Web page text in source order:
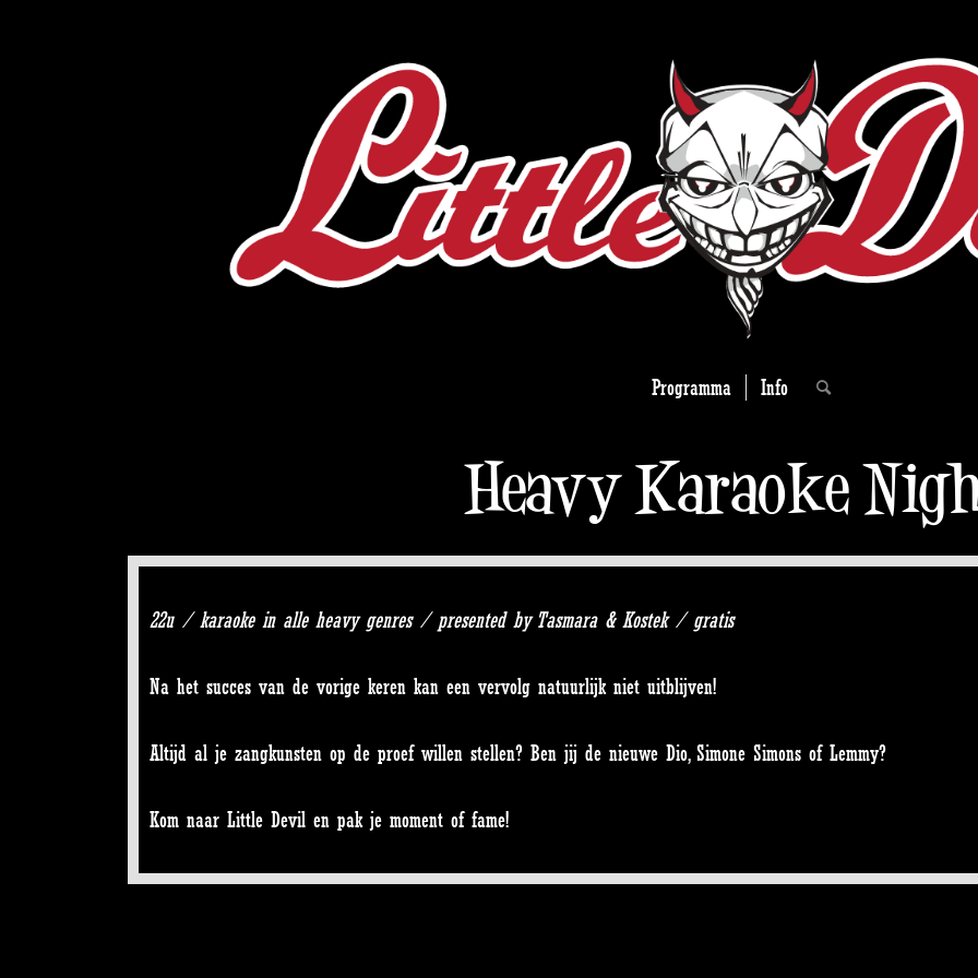
Programma Info
Heavy Karaoke
22u / karaoke in alle heavy genres / presented by Tasmara & Kostek / gratis
Na het succes van de vorige keren kan een vervolg natuurlijk niet uitblijven!
Altijd al je zangkunsten op de proef willen stellen? Ben jij de nieuwe Dio, Simone Simons of Lemmy?
Kom naar Little Devil en pak je moment of fame!